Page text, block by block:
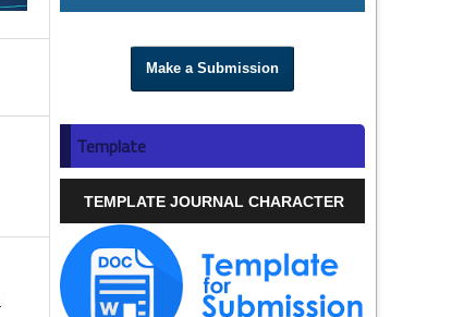
Make a Submission
Template
TEMPLATE JOURNAL CHARACTER